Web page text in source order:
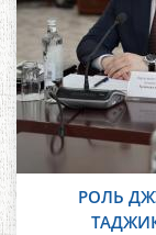
РОЛЬ